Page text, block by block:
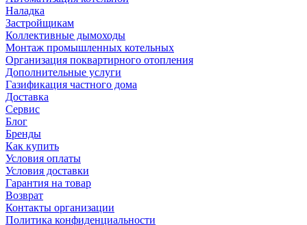
Наладка
Застройщикам
Коллективные дымоходы
Монтаж промышленных котельных
Организация поквартирного отопления
Дополнительные услуги
Газификация частного дома
Доставка
Сервис
Блог
Бренды
Как купить
Условия оплаты
Условия доставки
Гарантия на товар
Возврат
Контакты организации
Политика конфиденциальности